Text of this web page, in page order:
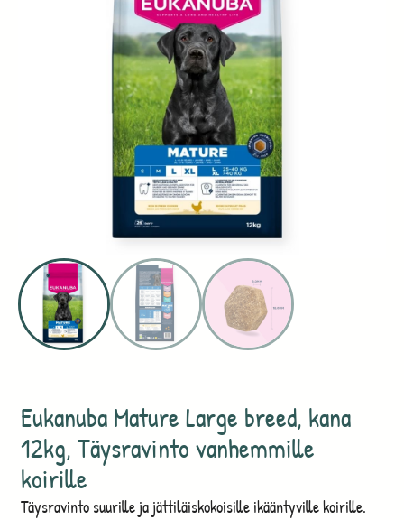
Eukanuba Mature Large breed, kana
12kg, Täysravinto vanhemmille
koirille
Täysravinto suurille ja jättiläiskokoisille ikääntyville koirille.